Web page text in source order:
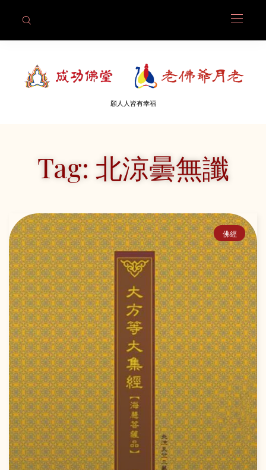
願人人皆有幸福
Tag: 北涼曇無讖
佛經